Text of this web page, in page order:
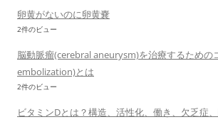
卵黄がないのに卵黄嚢
2件のビュー
脳動脈瘤(cerebral aneurysm)を治療するための
embolization)とは
2件のビュー
ビタミンDとは？構造、活性化、働き、欠乏症